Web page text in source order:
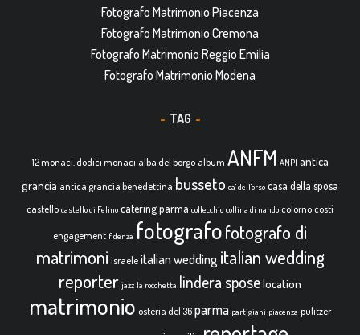
Fotografo Matrimonio Piacenza
Fotografo Matrimonio Cremona
Fotografo Matrimonio Reggio Emilia
Fotografo Matrimonio Modena
TAG
12 monaci. dodici monaci alba del borgo album ANFM ANPI antica
grancia antica grancia benedettina busseto ca' dell'orso casa della sposa
castello castello di Felino catering parma collecchio collina di nando colorno costi
engagement fidenza fotografofotografo di
matrimoni israele italian wedding italian wedding
reporter jazz la rocchetta lindera sposelocation
matrimonio osteria del 36parma partigiani piacenza pulitzer